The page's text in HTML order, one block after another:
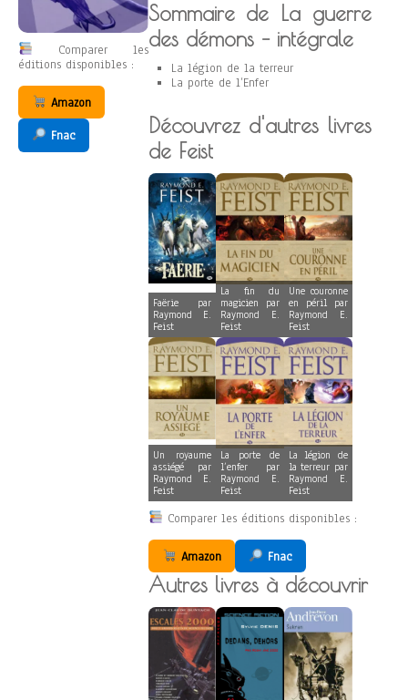
Comparer les
éditions disponibles :
Amazon
Fnac
Sommaire de La guerre
des démons – intégrale
La légion de la terreur
La porte de l’Enfer
Découvrez d'autres livres
de Feist
Faërie par
Raymond E.
Feist
La fin du
magicien par
Raymond E.
Feist
Une couronne
en péril par
Raymond E.
Feist
Un royaume
assiégé par
Raymond E.
Feist
La porte de
l’enfer par
Raymond E.
Feist
La légion de
la terreur par
Raymond E.
Feist
Comparer les éditions disponibles :
Amazon Fnac
Autres livres à découvrir